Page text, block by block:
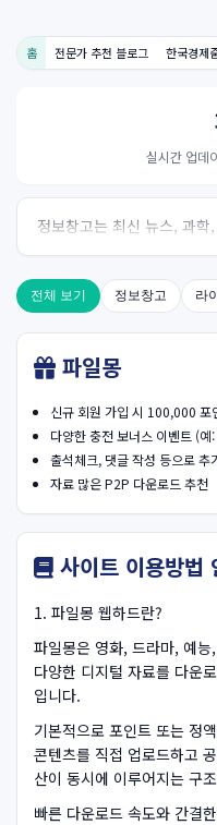
홈 전문가 추천 블로그 한국경제
실시간 업데
정보창고는 최신 뉴스, 과
한 신뢰성 있는 정보
전체 보기 정보창고 라
파일몽
신규 회원 가입 시 100,000 포
다양한 충전 보너스 이벤트 (
출석체크, 댓글 작성 등으로 추
자료 많은 P2P 다운로드 추천
사이트 이용방법
1. 파일몽 웹하드란?
파일몽은 영화, 드라마, 예
다양한 디지털 자료를 다운
입니다.
기본적으로 포인트 또는 정
콘텐츠를 직접 업로드하고
산이 동시에 이루어지는 구
빠른 다운로드 속도와 간결